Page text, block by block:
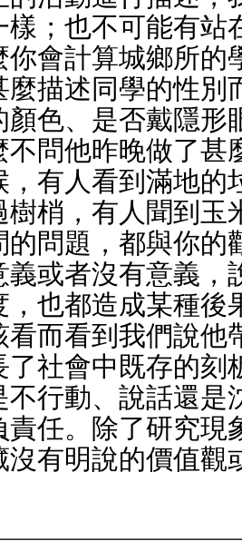
樣；也不可能有站
你會計算城鄉所的
麼描述同學的性別
顏色、是否戴隱形
不問他昨晚做了甚
，有人看到滿地的
樹梢，有人聞到玉
的問題，都與你的
義或者沒有意義，
，也都造成某種後
看而看到我們說他
了社會中既存的刻
不行動、說話還是
責任。除了研究現
沒有明說的價值觀